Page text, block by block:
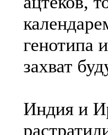
генотипа
захват
Индия и